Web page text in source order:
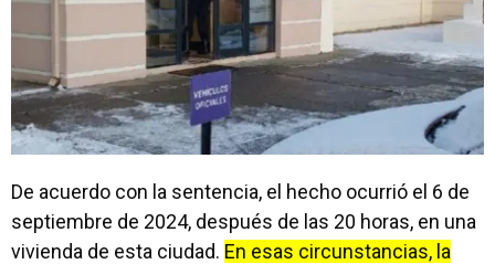
De acuerdo con la sentencia, el hecho ocurrió el 6 de
septiembre de 2024, después de las 20 horas, en una
vivienda de esta ciudad. En esas circunstancias, la